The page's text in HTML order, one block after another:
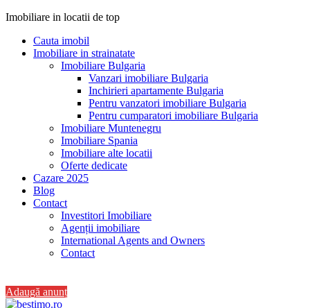
Imobiliare in locatii de top
Cauta imobil
Imobiliare in strainatate
Imobiliare Bulgaria
Vanzari imobiliare Bulgaria
Inchirieri apartamente Bulgaria
Pentru vanzatori imobiliare Bulgaria
Pentru cumparatori imobiliare Bulgaria
Imobiliare Muntenegru
Imobiliare Spania
Imobiliare alte locatii
Oferte dedicate
Cazare 2025
Blog
Contact
Investitori Imobiliare
Agenții imobiliare
International Agents and Owners
Contact
Adaugă anunț